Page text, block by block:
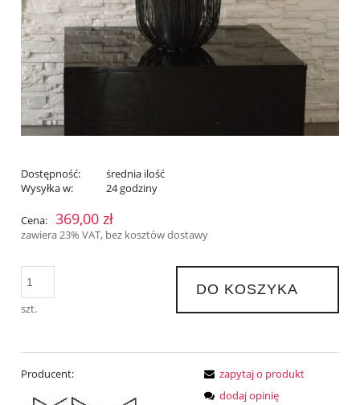
Dostępność:
średnia ilość
Wysyłka w:
24 godziny
Cena: 369,00 zł
zawiera 23% VAT, bez kosztów dostawy
szt.
DO KOSZYKA
Producent:
zapytaj o produkt
dodaj opinię